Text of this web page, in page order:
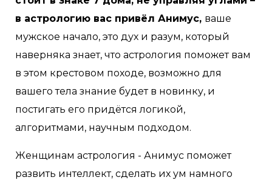
в астрологию вас привёл Анимус, ваше
мужское начало, это дух и разум, который
наверняка знает, что астрология поможет вам
в этом крестовом походе, возможно для
вашего тела знание будет в новинку, и
постигать его придётся логикой,
алгоритмами, научным подходом.
Женщинам астрология - Анимус поможет
развить интеллект, сделать их ум намного